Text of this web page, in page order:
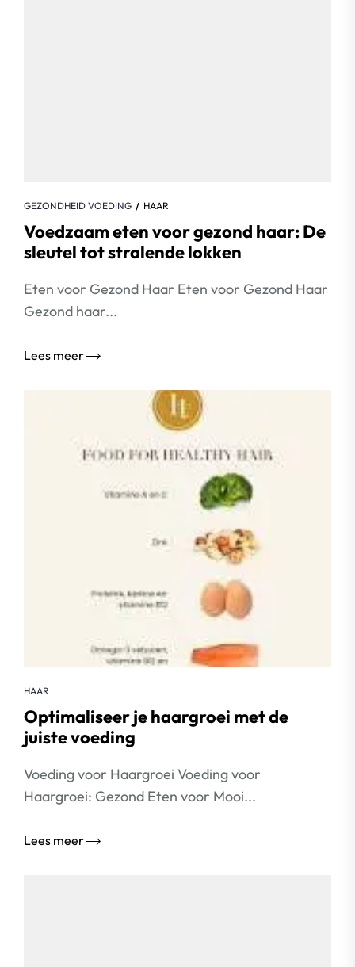
GEZONDHEID VOEDING HAAR
Voedzaam eten voor gezond haar: De
sleutel tot stralende lokken
Eten voor Gezond Haar Eten voor Gezond Haar
Gezond haar...
Lees meer
HAAR
Optimaliseer je haargroei met de
juiste voeding
Voeding voor Haargroei Voeding voor
Haargroei: Gezond Eten voor Mooi...
Lees meer